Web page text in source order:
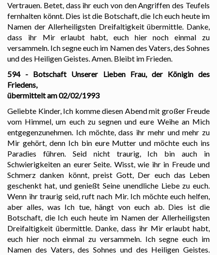
Vertrauen. Betet, dass ihr euch von den Angriffen des Teufels
fernhalten könnt. Dies ist die Botschaft, die Ich euch heute im
Namen der Allerheiligsten Dreifaltigkeit übermittle. Danke,
dass ihr Mir erlaubt habt, euch hier noch einmal zu
versammeln. Ich segne euch im Namen des Vaters, des Sohnes
und des Heiligen Geistes. Amen. Bleibt im Frieden.
594 - Botschaft Unserer Lieben Frau, der Königin des
Friedens,
übermittelt am 02/02/1993
Geliebte Kinder, Ich komme diesen Abend mit großer Freude
vom Himmel, um euch zu segnen und eure Weihe an Mich
entgegenzunehmen. Ich möchte, dass ihr mehr und mehr zu
Mir gehört, denn Ich bin eure Mutter und möchte euch ins
Paradies führen. Seid nicht traurig, Ich bin auch in
Schwierigkeiten an eurer Seite. Wisst, wie ihr in Freude und
Schmerz danken könnt, preist Gott, Der euch das Leben
geschenkt hat, und genießt Seine unendliche Liebe zu euch.
Wenn ihr traurig seid, ruft nach Mir. Ich möchte euch helfen,
aber alles, was Ich tue, hängt von euch ab. Dies ist die
Botschaft, die Ich euch heute im Namen der Allerheiligsten
Dreifaltigkeit übermittle. Danke, dass ihr Mir erlaubt habt,
euch hier noch einmal zu versammeln. Ich segne euch im
Namen des Vaters, des Sohnes und des Heiligen Geistes.